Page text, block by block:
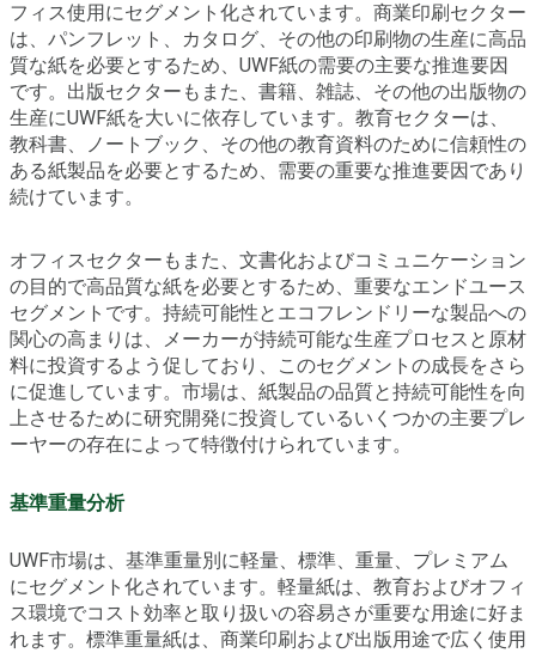
フィス使用にセグメント化されています。商業印刷セクター
は、パンフレット、カタログ、その他の印刷物の生産に高品
質な紙を必要とするため、UWF紙の需要の主要な推進要因
です。出版セクターもまた、書籍、雑誌、その他の出版物の
生産にUWF紙を大いに依存しています。教育セクターは、
教科書、ノートブック、その他の教育資料のために信頼性の
ある紙製品を必要とするため、需要の重要な推進要因であり
続けています。
オフィスセクターもまた、文書化およびコミュニケーション
の目的で高品質な紙を必要とするため、重要なエンドユース
セグメントです。持続可能性とエコフレンドリーな製品への
関心の高まりは、メーカーが持続可能な生産プロセスと原材
料に投資するよう促しており、このセグメントの成長をさら
に促進しています。市場は、紙製品の品質と持続可能性を向
上させるために研究開発に投資しているいくつかの主要プレ
ーヤーの存在によって特徴付けられています。
基準重量分析
UWF市場は、基準重量別に軽量、標準、重量、プレミアム
にセグメント化されています。軽量紙は、教育およびオフィ
ス環境でコスト効率と取り扱いの容易さが重要な用途に好ま
れます。標準重量紙は、商業印刷および出版用途で広く使用